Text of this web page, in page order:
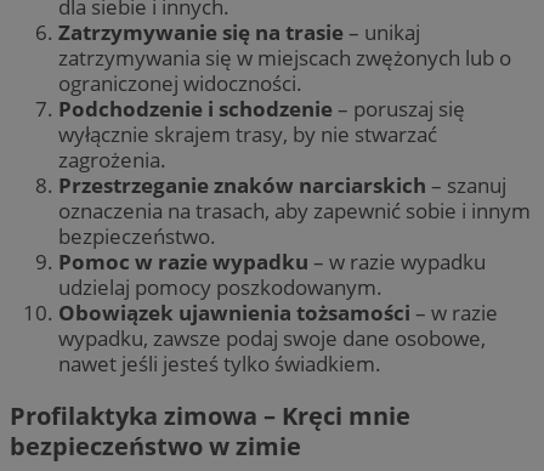
dla siebie i innych.
Zatrzymywanie się na trasie– unikaj
zatrzymywania się w miejscach zwężonych lub o
ograniczonej widoczności.
Podchodzenie i schodzenie– poruszaj się
wyłącznie skrajem trasy, by nie stwarzać
zagrożenia.
Przestrzeganie znaków narciarskich – szanuj
oznaczenia na trasach, aby zapewnić sobie i innym
bezpieczeństwo.
Pomoc w razie wypadku – w razie wypadku
udzielaj pomocy poszkodowanym.
Obowiązek ujawnienia tożsamości – w razie
wypadku, zawsze podaj swoje dane osobowe,
nawet jeśli jesteś tylko świadkiem.
Profilaktyka zimowa – Kręci mnie
bezpieczeństwo w zimie